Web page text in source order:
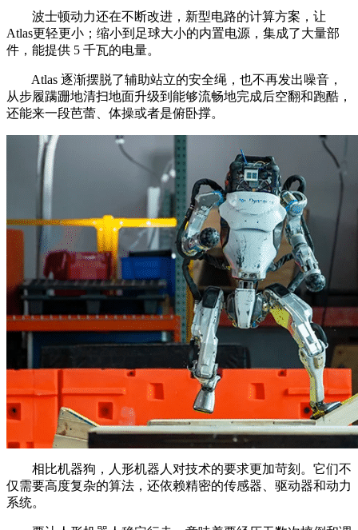
波士顿动力还在不断改进，新型电路的计算方案，让
Atlas更轻更小；缩小到足球大小的内置电源，集成了大量部
件，能提供 5 千瓦的电量。
Atlas 逐渐摆脱了辅助站立的安全绳，也不再发出噪音，
从步履蹒跚地清扫地面升级到能够流畅地完成后空翻和跑酷，
还能来一段芭蕾、体操或者是俯卧撑。
相比机器狗，人形机器人对技术的要求更加苛刻。它们不
仅需要高度复杂的算法，还依赖精密的传感器、驱动器和动力
系统。